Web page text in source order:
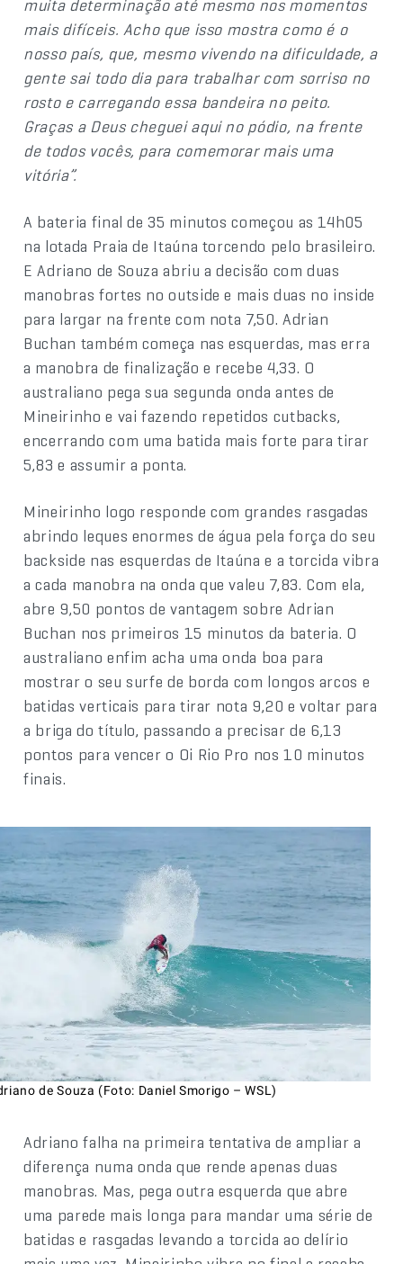
muita determinação até mesmo nos momentos
mais difíceis. Acho que isso mostra como é o
nosso país, que, mesmo vivendo na dificuldade, a
gente sai todo dia para trabalhar com sorriso no
rosto e carregando essa bandeira no peito.
Graças a Deus cheguei aqui no pódio, na frente
de todos vocês, para comemorar mais uma
vitória”.
A bateria final de 35 minutos começou as 14h05
na lotada Praia de Itaúna torcendo pelo brasileiro.
E Adriano de Souza abriu a decisão com duas
manobras fortes no outside e mais duas no inside
para largar na frente com nota 7,50. Adrian
Buchan também começa nas esquerdas, mas erra
a manobra de finalização e recebe 4,33. O
australiano pega sua segunda onda antes de
Mineirinho e vai fazendo repetidos cutbacks,
encerrando com uma batida mais forte para tirar
5,83 e assumir a ponta.
Mineirinho logo responde com grandes rasgadas
abrindo leques enormes de água pela força do seu
backside nas esquerdas de Itaúna e a torcida vibra
a cada manobra na onda que valeu 7,83. Com ela,
abre 9,50 pontos de vantagem sobre Adrian
Buchan nos primeiros 15 minutos da bateria. O
australiano enfim acha uma onda boa para
mostrar o seu surfe de borda com longos arcos e
batidas verticais para tirar nota 9,20 e voltar para
a briga do título, passando a precisar de 6,13
pontos para vencer o Oi Rio Pro nos 10 minutos
finais.
de Souza (Foto: Daniel Smorigo – WSL)
Adriano falha na primeira tentativa de ampliar a
diferença numa onda que rende apenas duas
manobras. Mas, pega outra esquerda que abre
uma parede mais longa para mandar uma série de
batidas e rasgadas levando a torcida ao delírio